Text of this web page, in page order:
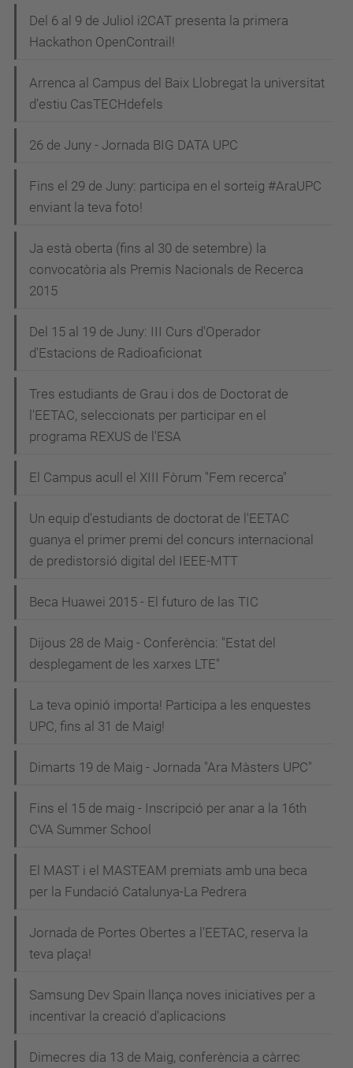
Del 6 al 9 de Juliol i2CAT presenta la primera
Hackathon OpenContrail!
Arrenca al Campus del Baix Llobregat la universitat
d’estiu CasTECHdefels
26 de Juny - Jornada BIG DATA UPC
Fins el 29 de Juny: participa en el sorteig #AraUPC
enviant la teva foto!
Ja està oberta (fins al 30 de setembre) la
convocatòria als Premis Nacionals de Recerca
2015
Del 15 al 19 de Juny: III Curs d'Operador
d'Estacions de Radioaficionat
Tres estudiants de Grau i dos de Doctorat de
l'EETAC, seleccionats per participar en el
programa REXUS de l'ESA
El Campus acull el XIII Fòrum "Fem recerca"
Un equip d'estudiants de doctorat de l'EETAC
guanya el primer premi del concurs internacional
de predistorsió digital del IEEE-MTT
Beca Huawei 2015 - El futuro de las TIC
Dijous 28 de Maig - Conferència: "Estat del
desplegament de les xarxes LTE"
La teva opinió importa! Participa a les enquestes
UPC, fins al 31 de Maig!
Dimarts 19 de Maig - Jornada "Ara Màsters UPC"
Fins el 15 de maig - Inscripció per anar a la 16th
CVA Summer School
El MAST i el MASTEAM premiats amb una beca
per la Fundació Catalunya-La Pedrera
Jornada de Portes Obertes a l'EETAC, reserva la
teva plaça!
Samsung Dev Spain llança noves iniciatives per a
incentivar la creació d'aplicacions
Dimecres dia 13 de Maig, conferència a càrrec